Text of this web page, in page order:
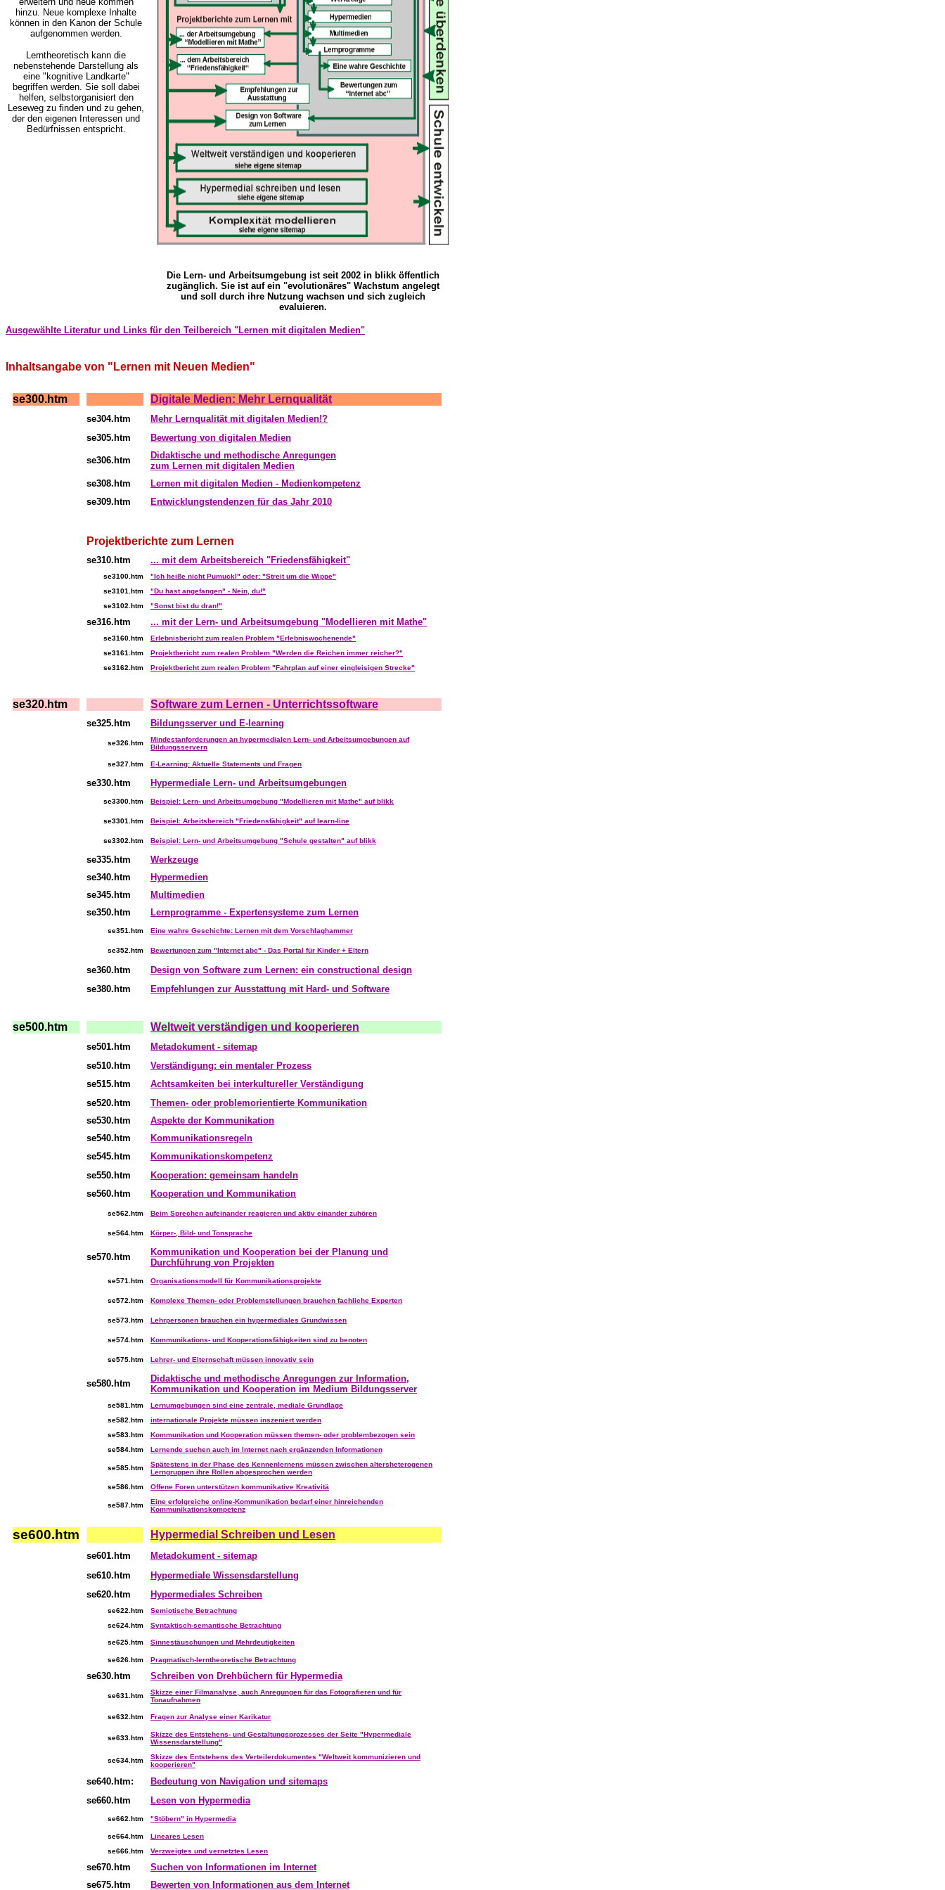
hinzu. Neue komplexe Inhalte
können in den Kanon der Schule
aufgenommen werden.
Lerntheoretisch kann die
nebenstehende Darstellung als
eine "kognitive Landkarte"
begriffen werden. Sie soll dabei
helfen, selbstorganisiert den
Leseweg zu finden und zu gehen,
der den eigenen Interessen und
Bedürfnissen entspricht.
Die Lern- und Arbeitsumgebung ist seit 2002 in blikk öffentlich
zugänglich. Sie ist auf ein "evolutionäres" Wachstum angelegt
und soll durch ihre Nutzung wachsen und sich zugleich
evaluieren.
Ausgewählte Literatur und Links für den Teilbereich "Lernen mit digitalen Medien"
Inhaltsangabe von "Lernen mit Neuen Medien"
se300.htm Digitale Medien: Mehr Lernqualität
se304.htm
Mehr Lernqualität mit digitalen Medien!?
se305.htm
Bewertung von digitalen Medien
se306.htm
Didaktische und methodische Anregungen
zum Lernen mit digitalen Medien
se308.htm
Lernen mit digitalen Medien - Medienkompetenz
se309.htm
Entwicklungstendenzen für das Jahr 2010
Projektberichte zum Lernen
se310.htm ... mit dem Arbeitsbereich "Friedensfähigkeit"
se3100.htm
"Ich heiße nicht Pumuckl" oder: "Streit um die Wippe"
se3101.htm
"Du hast angefangen" - Nein, du!"
se3102.htm
"Sonst bist du dran!"
se316.htm ... mit der Lern- und Arbeitsumgebung "Modellieren mit Mathe"
se3160.htm
Erlebnisbericht zum realen Problem "Erlebniswochenende"
se3161.htm
Projektbericht zum realen Problem "Werden die Reichen immer reicher?"
se3162.htm
Projektbericht zum realen Problem "Fahrplan auf einer eingleisigen Strecke"
se320.htm Software zum Lernen - Unterrichtssoftware
se325.htm Bildungsserver und E-learning
se326.htm
Mindestanforderungen an hypermedialen Lern- und Arbeitsumgebungen auf
Bildungsservern
se327.htm E-Learning: Aktuelle Statements und Fragen
se330.htm Hypermediale Lern- und Arbeitsumgebungen
se3300.htm Beispiel: Lern- und Arbeitsumgebung "Modellieren mit Mathe" auf blikk
se3301.htm Beispiel: Arbeitsbereich "Friedensfähigkeit" auf learn-line
se3302.htm Beispiel: Lern- und Arbeitsumgebung "Schule gestalten" auf blikk
se335.htm
Werkzeuge
se340.htm
Hypermedien
se345.htm
Multimedien
se350.htm
Lernprogramme - Expertensysteme zum Lernen
se351.htm Eine wahre Geschichte: Lernen mit dem Vorschlaghammer
se352.htm Bewertungen zum "Internet abc" - Das Portal für Kinder + Eltern
se360.htm
Design von Software zum Lernen: ein constructional design
se380.htm
Empfehlungen zur Ausstattung mit Hard- und Software
se500.htm Weltweit verständigen und kooperieren
se501.htm
Metadokument - sitemap
se510.htm
Verständigung: ein mentaler Prozess
se515.htm
Achtsamkeiten bei interkultureller Verständigung
se520.htm
Themen- oder problemorientierte Kommunikation
se530.htm
Aspekte der Kommunikation
se540.htm
Kommunikationsregeln
se545.htm
Kommunikationskompetenz
se550.htm
Kooperation: gemeinsam handeln
se560.htm
Kooperation und Kommunikation
se562.htm Beim Sprechen aufeinander reagieren und aktiv einander zuhören
se564.htm Körper-, Bild- und Tonsprache
se570.htm
Kommunikation und Kooperation bei der Planung und
Durchführung von Projekten
se571.htm Organisationsmodell für Kommunikationsprojekte
se572.htm Komplexe Themen- oder Problemstellungen brauchen fachliche Experten
se573.htm Lehrpersonen brauchen ein hypermediales Grundwissen
se574.htm Kommunikations- und Kooperationsfähigkeiten sind zu benoten
se575.htm Lehrer- und Elternschaft müssen innovativ sein
se580.htm
Didaktische und methodische Anregungen zur Information,
Kommunikation und Kooperation im Medium Bildungsserver
se581.htm
Lernumgebungen sind eine zentrale, mediale Grundlage
se582.htm
internationale Projekte müssen inszeniert werden
se583.htm
Kommunikation und Kooperation müssen themen- oder problembezogen sein
se584.htm
Lernende suchen auch im Internet nach ergänzenden Informationen
se585.htm
Spätestens in der Phase des Kennenlernens müssen zwischen altersheterogenen
Lerngruppen ihre Rollen abgesprochen werden
se586.htm
Offene Foren unterstützen kommunikative Kreativitä
se587.htm
Eine erfolgreiche online-Kommunikation bedarf einer hinreichenden
Kommunikationskompetenz
se600.htm Hypermedial Schreiben und Lesen
se601.htm
Metadokument - sitemap
se610.htm
Hypermediale Wissensdarstellung
se620.htm
Hypermediales Schreiben
se622.htm
Semiotische Betrachtung
se624.htm
Syntaktisch-semantische Betrachtung
se625.htm Sinnestäuschungen und Mehrdeutigkeiten
se626.htm Pragmatisch-lerntheoretische Betrachtung
se630.htm Schreiben von Drehbüchern für Hypermedia
se631.htm
Skizze einer Filmanalyse, auch Anregungen für das Fotografieren und für
Tonaufnahmen
se632.htm Fragen zur Analyse einer Karikatur
se633.htm
Skizze des Entstehens- und Gestaltungsprozesses der Seite "Hypermediale
Wissensdarstellung"
se634.htm
Skizze des Entstehens des Verteilerdokumentes "Weltweit kommunizieren und
kooperieren"
se640.htm:
Bedeutung von Navigation und sitemaps
se660.htm
Lesen von Hypermedia
se662.htm "Stöbern" in Hypermedia
se664.htm
Lineares Lesen
se666.htm
Verzweigtes und vernetztes Lesen
se670.htm
Suchen von Informationen im Internet
se675.htm
Bewerten von Informationen aus dem Internet